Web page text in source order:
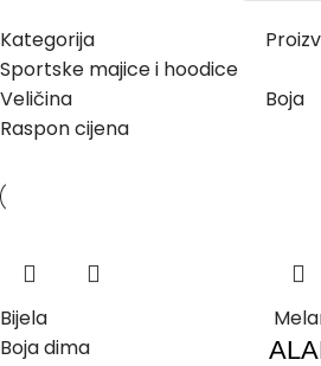
Kategorija
Sportske majice i hoodice
Veličina
Boja
Raspon cijena
Bijela
Boja dima